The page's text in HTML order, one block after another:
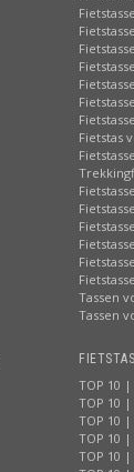
Fietstas
Tassen
Tassen
TOP 10
TOP 10
TOP 10
TOP 10
TOP 10